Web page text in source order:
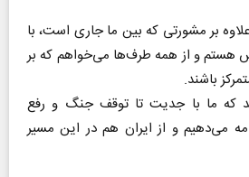
بر مشورتی که بین ما جاری است، با
هستم و از همه طرف‌ها می‌خواهم که بر
باشند.
که ما با جدیت تا توقف جنگ و رفع
می‌دهیم و از ایران هم در این مسیر